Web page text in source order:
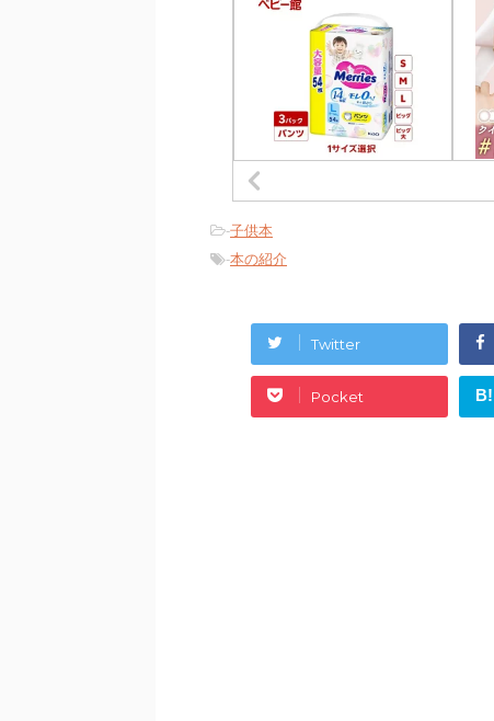
-子供本
-本の紹介
Twitter
Pocket B!